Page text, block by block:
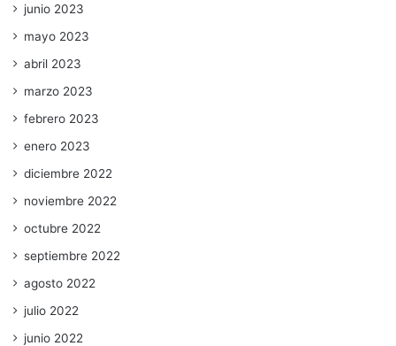
junio 2023
mayo 2023
abril 2023
marzo 2023
febrero 2023
enero 2023
diciembre 2022
noviembre 2022
octubre 2022
septiembre 2022
agosto 2022
julio 2022
junio 2022